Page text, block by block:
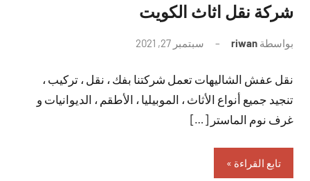
شركة نقل اثاث الكويت
بواسطة riwan سبتمبر 27, 2021
تعليقات
نقل عفش الشاليهات تعمل شركتنا بفك ، نقل ، تركيب ،
تنجيد جميع أنواع الأثاث ، الموبيليا ، الأطقم ، الديوانيات و
غرف نوم الماستر […]
تابع القراءة